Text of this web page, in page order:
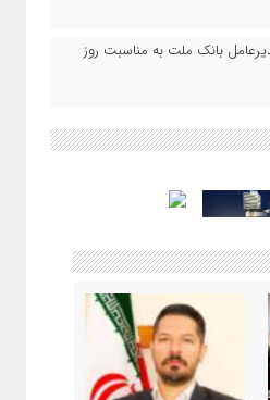
بانک ملت به مناسبت روز